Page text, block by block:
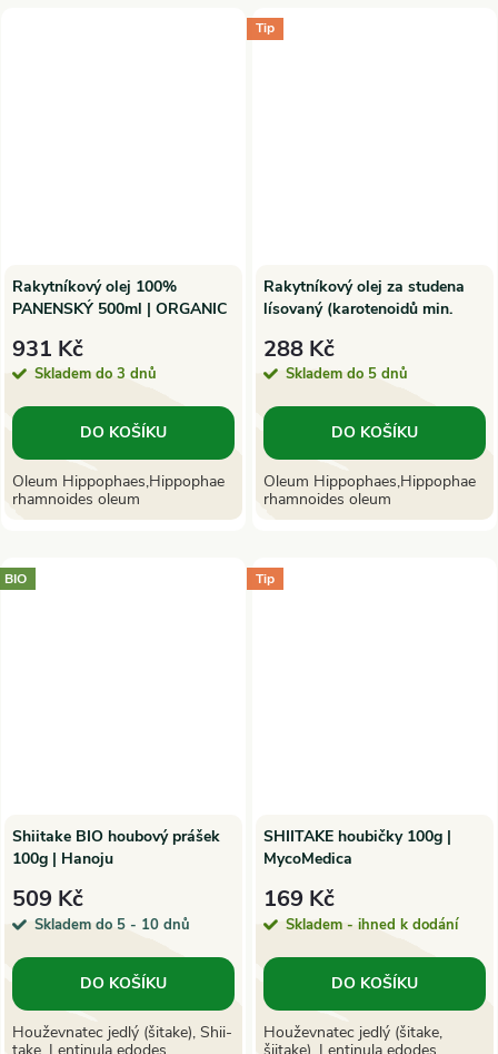
Rakytníkový olej 100%
PANENSKÝ 500ml | ORGANIC
931 Kč
Skladem do 3 dnů
DO KOŠÍKU
Oleum Hippophaes,Hippophae
rhamnoides oleum
Tip
Rakytníkový olej za studena
lísovaný (karotenoidů min.
288 Kč
Skladem do 5 dnů
DO KOŠÍKU
Oleum Hippophaes,Hippophae
rhamnoides oleum
BIO
Shiitake BIO houbový prášek
100g | Hanoju
509 Kč
Skladem do 5 - 10 dnů
DO KOŠÍKU
Houževnatec jedlý (šitake), Shii-
take, Lentinula edodes
Tip
SHIITAKE houbičky 100g |
MycoMedica
169 Kč
Skladem - ihned k dodání
DO KOŠÍKU
Houževnatec jedlý (šitake,
šiitake), Lentinula edodes